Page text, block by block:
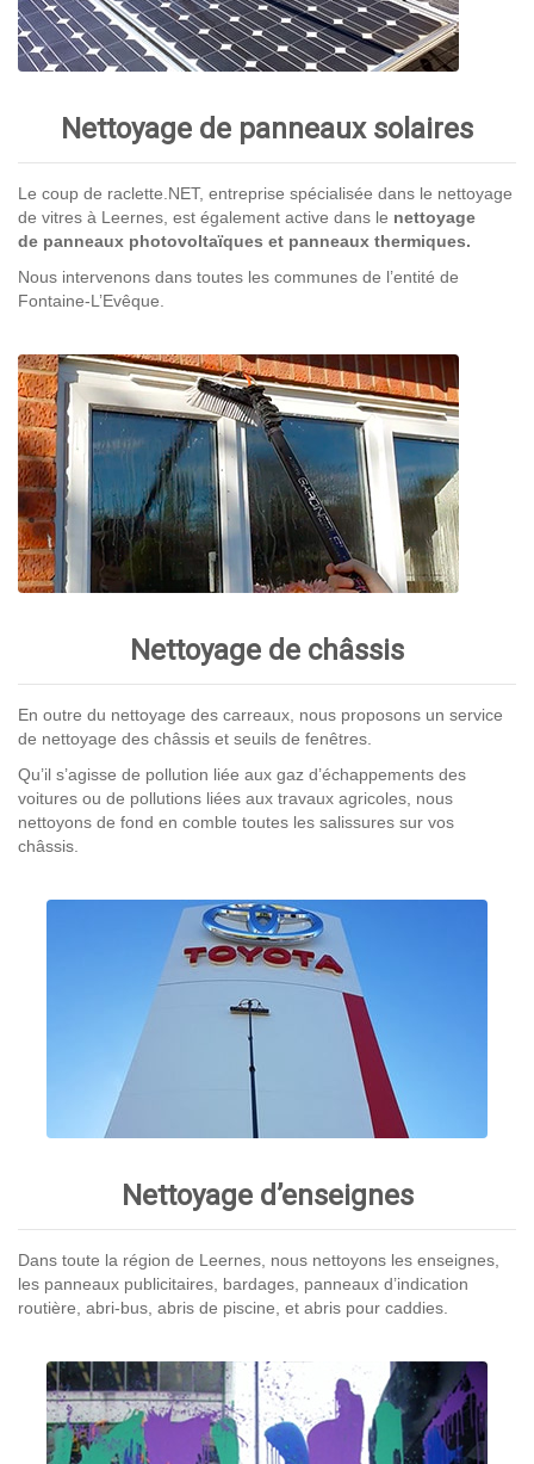
Nettoyage de panneaux solaires
Le coup de raclette.NET, entreprise spécialisée dans le nettoyage
de vitres à Leernes, est également active dans le nettoyage
de panneaux photovoltaïques et panneaux thermiques.
Nous intervenons dans toutes les communes de l’entité de
Fontaine-L’Evêque.
Nettoyage de châssis
En outre du nettoyage des carreaux, nous proposons un service
de nettoyage des châssis et seuils de fenêtres.
Qu’il s’agisse de pollution liée aux gaz d’échappements des
voitures ou de pollutions liées aux travaux agricoles, nous
nettoyons de fond en comble toutes les salissures sur vos
châssis.
Nettoyage d’enseignes
Dans toute la région de Leernes, nous nettoyons les enseignes,
les panneaux publicitaires, bardages, panneaux d’indication
routière, abri-bus, abris de piscine, et abris pour caddies.